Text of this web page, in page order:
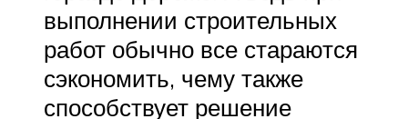
выполнении строительных
работ обычно все стараются
сэкономить, чему также
способствует решение